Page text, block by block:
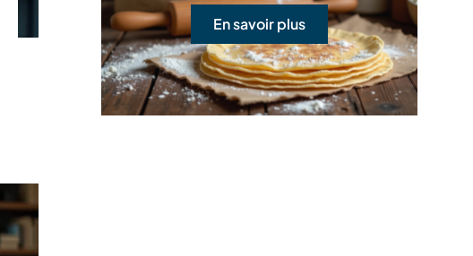
En savoir plus